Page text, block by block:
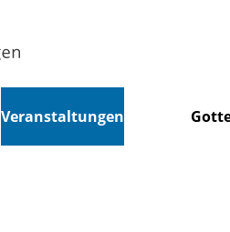
Veranstaltungen